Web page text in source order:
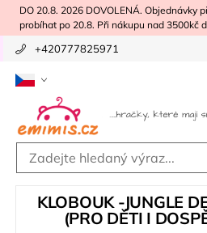
DO 20.8. 2026 DOVOLENÁ. Objednávky
probíhat po 20.8. Při nákupu nad 3500kč
+420777825971
KLOBOUK -JUNGLE
(PRO DĚTI I